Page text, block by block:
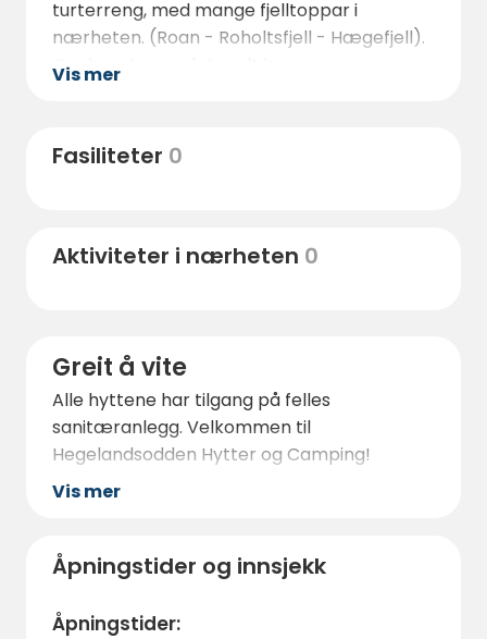
turterreng, med mange fjelltoppar i
nærheten. (Roan - Roholtsfjell - Hægefjell).
Om hausten er det godt bær og sopp
tilgjengelig på sanitær og er gratis. Dusj er
Vis mer
Fasiliteter 0
Aktiviteter i nærheten 0
Greit å vite
Alle hyttene har tilgang på felles
sanitæranlegg. Velkommen til
Hegelandsodden Hytter og Camping!
Vis mer
Åpningstider og innsjekk
Åpningstider: